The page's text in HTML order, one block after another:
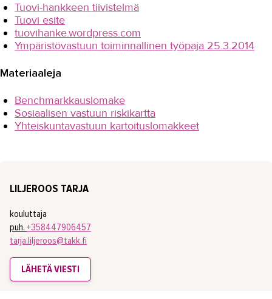
Strapetsi 2
Tuottavuutta teollisuuteen
digitali...
VIERKO 2
Päättyneet hankkeet
Media ja viestintä
Uutiskirje
Yhteystiedot
Tuovi-hankkeen tiivistelmä
Tuovi esite
tuovihanke.wordpress.com
Ympäristövastuun toiminnallinen työpaja 25.3.2014
Materiaaleja
Benchmarkkauslomake
Sosiaalisen vastuun riskikartta
Yhteiskuntavastuun kartoituslomakkeet
LILJEROOS TARJA
kouluttaja
puh. +358447906457
tarja.liljeroos@takk.fi
LÄHETÄ VIESTI